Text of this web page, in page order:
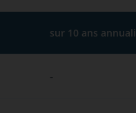
sur 10 ans
-